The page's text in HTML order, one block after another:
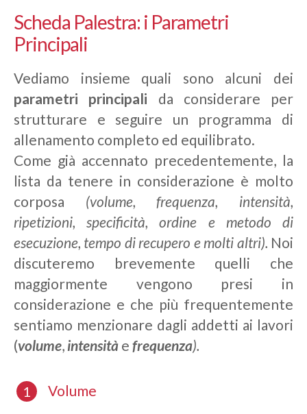
Scheda Palestra: i Parametri
Principali
Vediamo insieme quali sono alcuni dei
parametri principali da considerare per
strutturare e seguire un programma di
allenamento completo ed equilibrato.
Come già accennato precedentemente, la
lista da tenere in considerazione è molto
corposa (volume, frequenza, intensità,
ripetizioni, specificità, ordine e metodo di
esecuzione, tempo di recupero e molti altri). Noi
discuteremo brevemente quelli che
maggiormente vengono presi in
considerazione e che più frequentemente
sentiamo menzionare dagli addetti ai lavori
(volume, intensità e frequenza).
Volume